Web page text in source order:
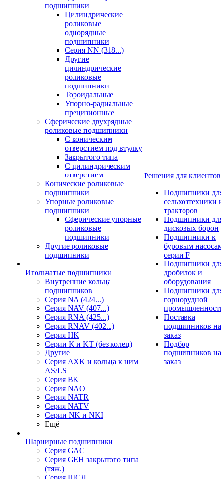
подшипники
Цилиндрические
роликовые
однорядные
подшипники
Серия NN (318...)
Другие
цилиндрические
роликовые
подшипники
Тороидальные
Упорно-радиальные
прецизионные
Сферические двухрядные
роликовые подшипники
С коническим
отверстием под втулку
Закрытого типа
С цилиндрическим
отверстием
Конические роликовые
подшипники
Упорные роликовые
подшипники
Сферические упорные
роликовые
подшипники
Другие роликовые
подшипники
Игольчатые подшипники
Внутренние кольца
подшипников
Серия NA (424...)
Серия NAV (407...)
Серия RNA (425...)
Серия RNAV (402...)
Серия HK
Серии K и KT (без колец)
Другие
Серия AXK и кольца к ним
AS/LS
Серия BK
Серия NAO
Серия NATR
Серия NATV
Серии NK и NKI
Ещё
Шарнирные подшипники
Серия GAC
Серия GEH закрытого типа
(тяж.)
Серия ШСЛ
Решения для клиентов
Подшипники
сельхозтехники
тракторов
Подшипники
дисковых борон
Подшипники к
буровым
серии F
Подшипники
дробилок и
оборудования
Подшипники
горнорудной
Поставка
подшипников на
заказ
Подбор
подшипников на
заказ